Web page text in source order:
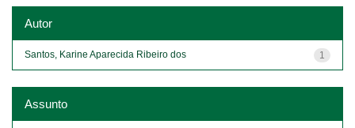
Autor
1
Santos, Karine Aparecida Ribeiro dos
Assunto